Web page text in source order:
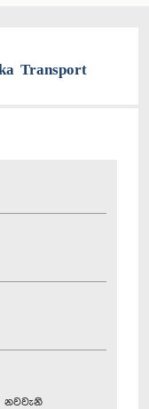
Transport
නවවැනි